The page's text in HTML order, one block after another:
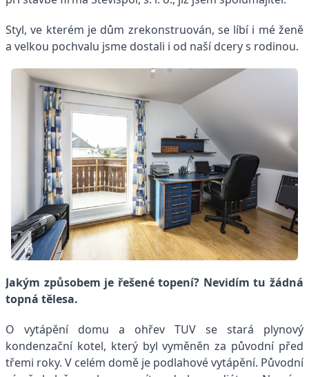
Styl, ve kterém je dům zrekonstruován, se líbí i mé ženě
a velkou pochvalu jsme dostali i od naší dcery s rodinou.
Jakým způsobem je řešené topení? Nevidím tu žádná
topná tělesa.
O vytápění domu a ohřev TUV se stará plynový
kondenzační kotel, který byl vyměněn za původní před
třemi roky. V celém domě je podlahové vytápění. Původní